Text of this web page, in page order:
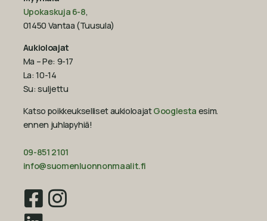
Upokaskuja 6-8,
01450 Vantaa (Tuusula)
Aukioloajat
Ma – Pe: 9-17
La: 10-14
Su: suljettu
Katso poikkeukselliset aukioloajatGooglesta esim.
ennen juhlapyhiä!‍
09-851 2101
info@suomenluonnonmaalit.fi